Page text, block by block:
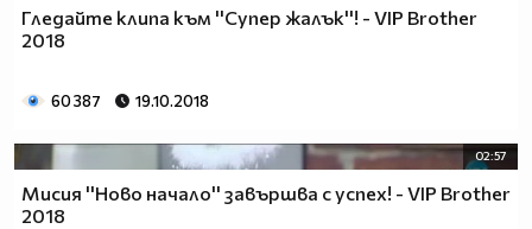
Гледайте клипа към ''Супер жалък''! - VIP Brother
2018
60 387 19.10.2018
02:57
Мисия ''Ново начало'' завършва с успех! - VIP Brother
2018